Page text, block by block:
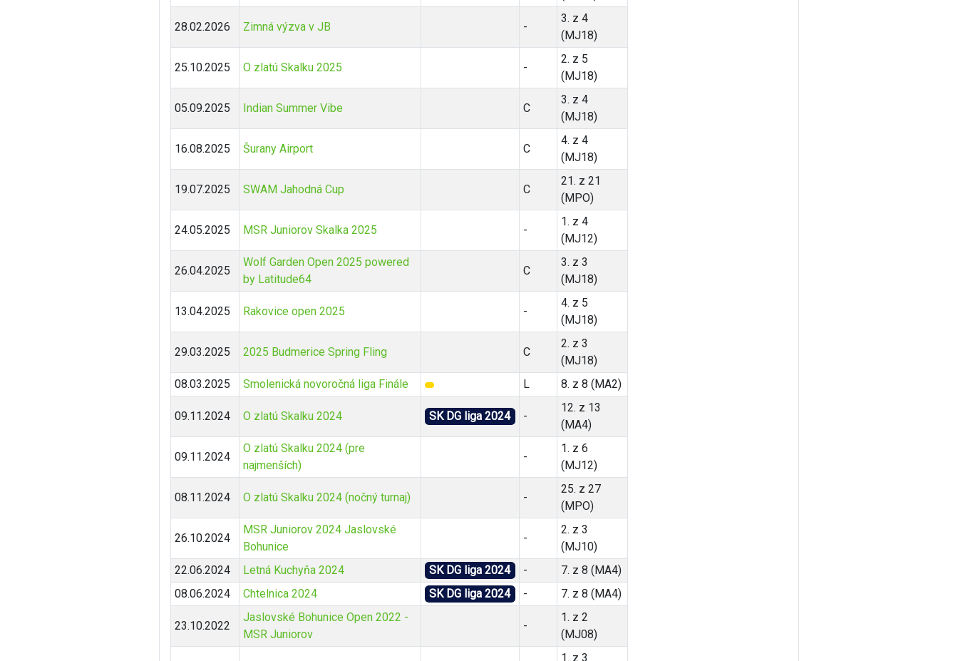
28.02.2026 Zimná výzva v JB -
3. z 4
(MJ18)
25.10.2025 O zlatú Skalku 2025 -
2. z 5
(MJ18)
05.09.2025 Indian Summer Vibe C
3. z 4
(MJ18)
16.08.2025 Šurany Airport C
4. z 4
(MJ18)
19.07.2025 SWAM Jahodná Cup C
21. z 21
(MPO)
24.05.2025 MSR Juniorov Skalka 2025 -
1. z 4
(MJ12)
26.04.2025
Wolf Garden Open 2025 powered
by Latitude64
C
3. z 3
(MJ18)
13.04.2025 Rakovice open 2025 -
4. z 5
(MJ18)
29.03.2025 2025 Budmerice Spring Fling C
2. z 3
(MJ18)
08.03.2025
Smolenická novoročná liga Finále L 8. z 8 (MA2)
09.11.2024 O zlatú Skalku 2024 SK DG liga 2024 -
12. z 13
(MA4)
09.11.2024
O zlatú Skalku 2024 (pre
najmenších)
-
1. z 6
(MJ12)
08.11.2024 O zlatú Skalku 2024 (nočný turnaj) -
25. z 27
(MPO)
26.10.2024
MSR Juniorov 2024 Jaslovské
Bohunice
-
2. z 3
(MJ10)
22.06.2024
Letná Kuchyňa 2024 SK DG liga 2024 -
7. z 8 (MA4)
08.06.2024
Chtelnica 2024 SK DG liga 2024 - 7. z 8 (MA4)
23.10.2022
Jaslovské Bohunice Open 2022 -
MSR Juniorov
-
1. z 2
(MJ08)
1. z 3